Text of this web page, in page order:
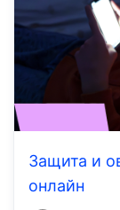
Защита и
онлайн